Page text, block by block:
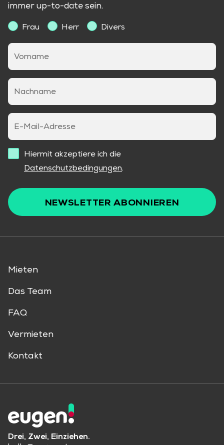
Mieten
Das Team
FAQ
Vermieten
Kontakt
Drei, Zwei, Einziehen.
immer up-to-date sein.
Frau Herr Divers
Vorname
Nachname
E-Mail-Adresse
Hiermit akzeptiere ich die
Datenschutzbedingungen.
NEWSLETTER ABONNIEREN